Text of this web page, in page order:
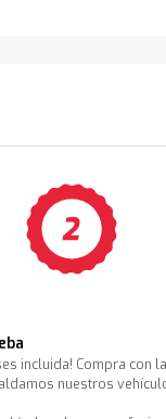
incluida! Compra con
nuestros